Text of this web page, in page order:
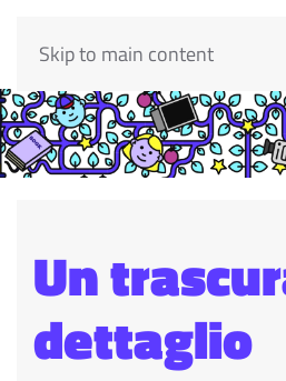
Skip to main content
Un
dettaglio